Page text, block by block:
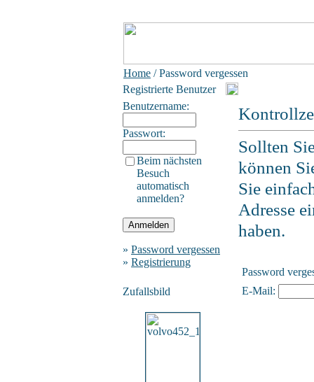
Home / Password vergessen
Registrierte Benutzer
Benutzername:
Passwort:
Beim nächsten
Besuch
automatisch
anmelden?
» Password vergessen
» Registrierung
Zufallsbild
Sollten
können
Sie
Adresse
haben.
Password
E-Mail: